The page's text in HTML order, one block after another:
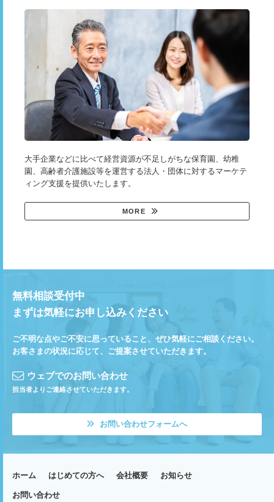
大手企業などに比べて経営資源が不足しがちな保育園、幼稚
園、高齢者介護施設等を運営する法人・団体に対するマーケテ
ィング支援を提供いたします。
MORE
無料相談受付中
まずは気軽にお申し込みください
ご不明な点やご不安に思っていること、ぜひ気軽にご相談ください。
お客さまの状況に応じて、ご提案させていただきます。
ウェブでのお問い合わせ
担当者よりご連絡させていただきます。
お問い合わせフォームへ
ホーム はじめての方へ 会社概要 お知らせ
お問い合わせ